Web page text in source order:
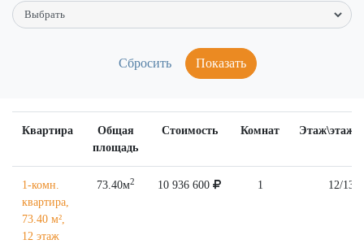
Показать
Квартира
Общая
площадь
Стоимость Комнат
1-комн.
квартира,
73.40 м²,
12 этаж
73.40м2 10 936 600 1 12/13